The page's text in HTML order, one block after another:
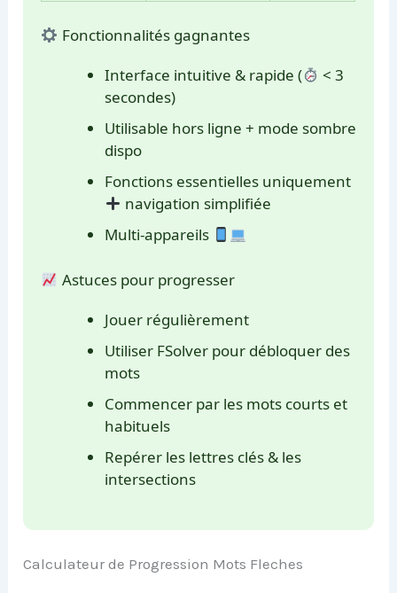
Fonctionnalités gagnantes
Interface intuitive & rapide (
< 3
secondes)
Utilisable hors ligne + mode sombre
dispo
Fonctions essentielles uniquement
navigation simplifiée
Multi-appareils
Astuces pour progresser
Jouer régulièrement
Utiliser FSolver pour débloquer des
mots
Commencer par les mots courts et
habituels
Repérer les lettres clés & les
intersections
Calculateur de Progression Mots Fleches